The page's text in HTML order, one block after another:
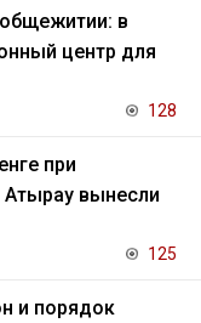
в
центр для
128
при
Атырау вынесли
125
и порядок